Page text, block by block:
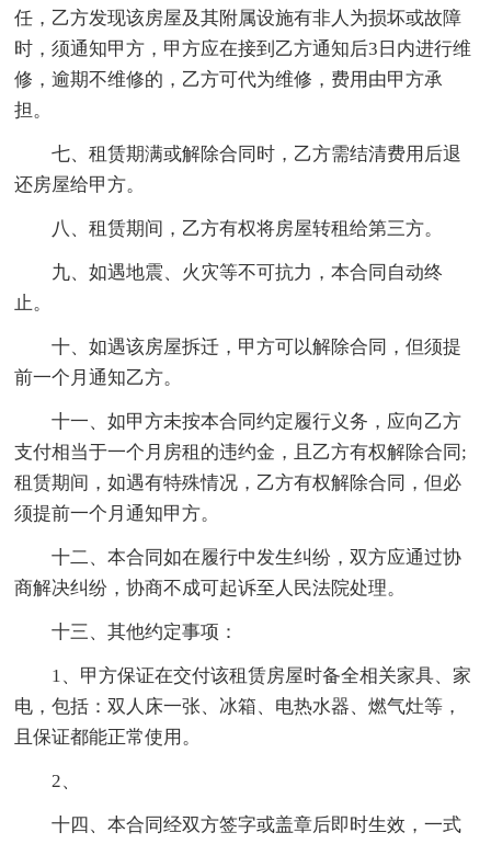
任，乙方发现该房屋及其附属设施有非人为损坏或故障
时，须通知甲方，甲方应在接到乙方通知后3日内进行维
修，逾期不维修的，乙方可代为维修，费用由甲方承
担。
七、租赁期满或解除合同时，乙方需结清费用后退
还房屋给甲方。
八、租赁期间，乙方有权将房屋转租给第三方。
九、如遇地震、火灾等不可抗力，本合同自动终
止。
十、如遇该房屋拆迁，甲方可以解除合同，但须提
前一个月通知乙方。
十一、如甲方未按本合同约定履行义务，应向乙方
支付相当于一个月房租的违约金，且乙方有权解除合同;
租赁期间，如遇有特殊情况，乙方有权解除合同，但必
须提前一个月通知甲方。
十二、本合同如在履行中发生纠纷，双方应通过协
商解决纠纷，协商不成可起诉至人民法院处理。
十三、其他约定事项：
1、甲方保证在交付该租赁房屋时备全相关家具、家
电，包括：双人床一张、冰箱、电热水器、燃气灶等，
且保证都能正常使用。
2、
十四、本合同经双方签字或盖章后即时生效，一式